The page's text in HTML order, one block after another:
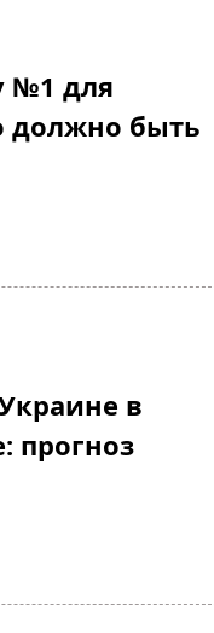
№1 для
должно быть
в
прогноз